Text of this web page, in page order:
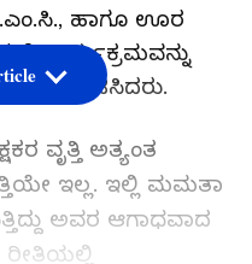
ಹಾಗೂ ಊರ
ಕಾರ್ಯಕ್ರಮವನ್ನು
ಉದ್ಘಾಟಿಸಿದರು.
ವೃತ್ತಿ ಅತ್ಯಂತ
ಇಲ್ಲ. ಇಲ್ಲಿ ಮಮತಾ
ಅವರ ಆಗಾಧವಾದ
ರೀತಿಯಲ್ಲಿ